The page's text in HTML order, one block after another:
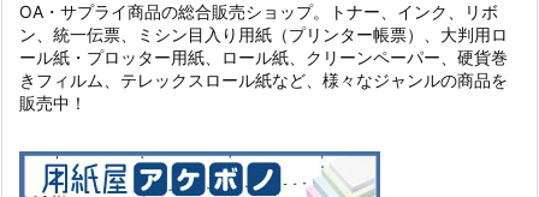
OA・サプライ商品の総合販売ショップ。トナー、インク、リボ
ン、統一伝票、ミシン目入り用紙（プリンター帳票）、大判用ロ
ール紙・プロッター用紙、ロール紙、クリーンペーパー、硬貨巻
きフィルム、テレックスロール紙など、様々なジャンルの商品を
販売中！